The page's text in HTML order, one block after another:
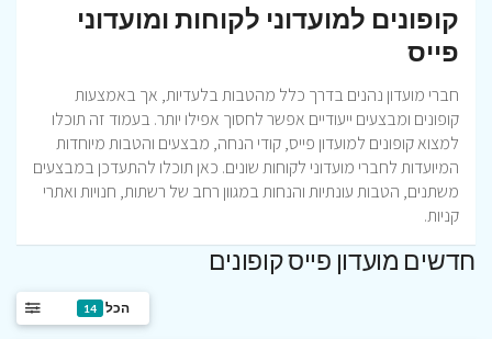
קופונים למועדוני לקוחות ומועדוני
פייס
חברי מועדון נהנים בדרך כלל מהטבות בלעדיות, אך באמצעות
קופונים ומבצעים ייעודיים אפשר לחסוך אפילו יותר. בעמוד זה תוכלו
למצוא קופונים למועדון פייס, קודי הנחה, מבצעים והטבות מיוחדות
המיועדות לחברי מועדוני לקוחות שונים. כאן תוכלו להתעדכן במבצעים
משתנים, הטבות עונתיות והנחות במגוון רחב של רשתות, חנויות ואתרי
קניות.
חדשים מועדון פייס קופונים
הכל 14